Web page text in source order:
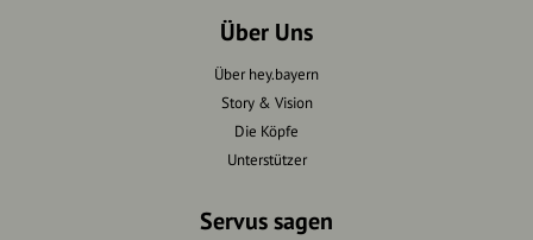
Über Uns
Über hey.bayern
Story & Vision
Die Köpfe
Unterstützer
Servus sagen